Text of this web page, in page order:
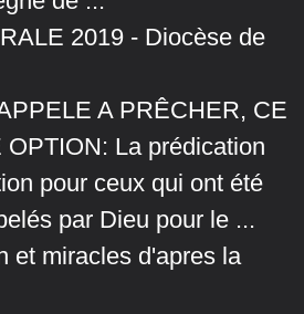
2019 - Diocèse de
A PRÊCHER, CE
La prédication
pour ceux qui ont été
par Dieu pour le ...
et miracles d'apres la